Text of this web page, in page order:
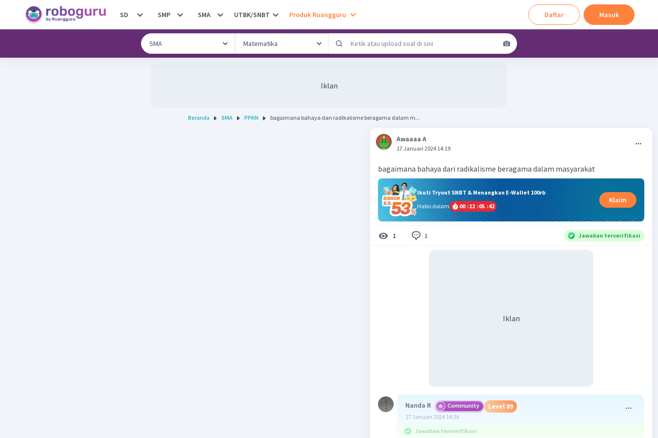
SD SMP SMA UTBK/SNBT Produk Ruangguru Daftar Masuk
Iklan
Beranda SMA PPKN bagaimana bahaya dari radikalisme beragama dalam m...
Awaaaa A
17 Januari 2024 14:19
bagaimana bahaya dari radikalisme beragama dalam masyarakat
Ikuti Tryout SNBT & Menangkan E-Wallet 100rb
Habis dalam
00 :12 :05 :41
Klaim
1 1 Jawaban terverifikasi
Iklan
Nanda R Community Level 89
17 Januari 2024 14:26
Jawaban terverifikasi